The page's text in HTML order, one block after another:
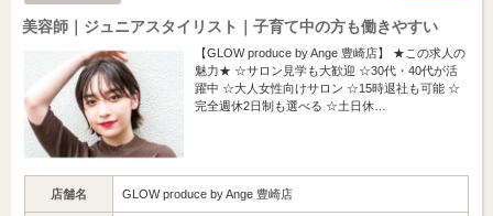
美容師｜ジュニアスタイリスト｜子育て中の方も働きやすい
【GLOW produce by Ange 豊崎店】 ★この求人の
魅力★ ☆サロン見学も大歓迎 ☆30代・40代が活
躍中 ☆大人女性向けサロン ☆15時退社も可能 ☆
完全週休2日制も選べる ☆土日休…
店舗名 GLOW produce by Ange 豊崎店